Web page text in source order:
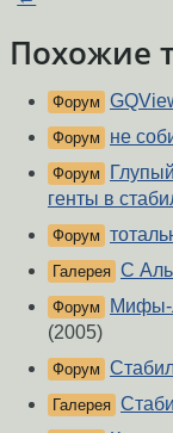
Похожие
Форум
Форум не
Форум
генты в
Форум
Галерея С
Форум
Мифы-
(2005)
Форум
Галерея